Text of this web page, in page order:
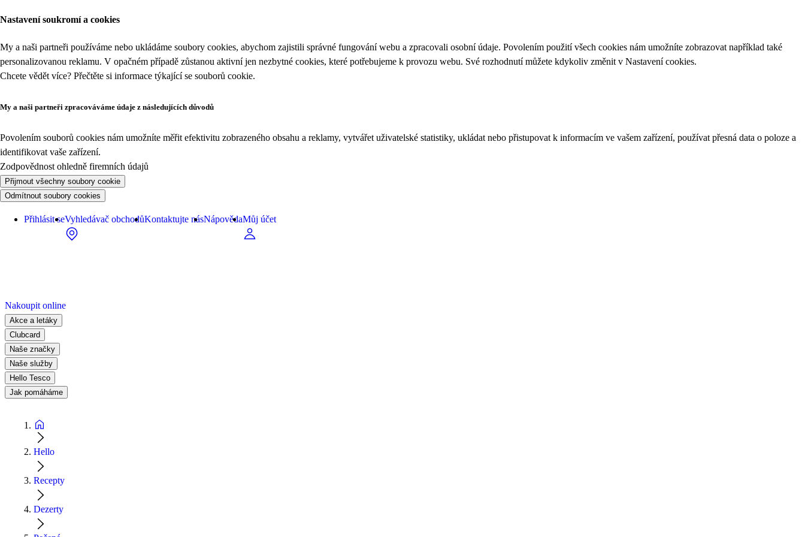
Nastavení soukromí a cookies
My a naši partneři používáme nebo ukládáme soubory cookies, abychom zajistili správné fungování webu a zpracovali osobní údaje. Povolením použití všech cookies nám umožníte zobrazovat například také
personalizovanou reklamu. V opačném případě zůstanou aktivní jen nezbytné cookies, které potřebujeme k provozu webu. Své rozhodnutí můžete kdykoliv změnit v Nastavení cookies.
Chcete vědět více? Přečtěte si informace týkající se souborů cookie.
My a naši partneři zpracováváme údaje z následujících důvodů
Povolením souborů cookies nám umožníte měřit efektivitu zobrazeného obsahu a reklamy, vytvářet uživatelské statistiky, ukládat nebo přistupovat k informacím ve vašem zařízení, používat přesná data o poloze a
identifikovat vaše zařízení.
Zodpovědnost ohledně firemních údajů
Přijmout všechny soubory cookie
Odmítnout soubory cookies
Přihlásit seVyhledávač obchodůKontaktujte násNápovědaMůj účet
Nakoupit online
Akce a letáky
Clubcard
Naše značky
Naše služby
Hello Tesco
Jak pomáháme
Hello
Recepty
Dezerty